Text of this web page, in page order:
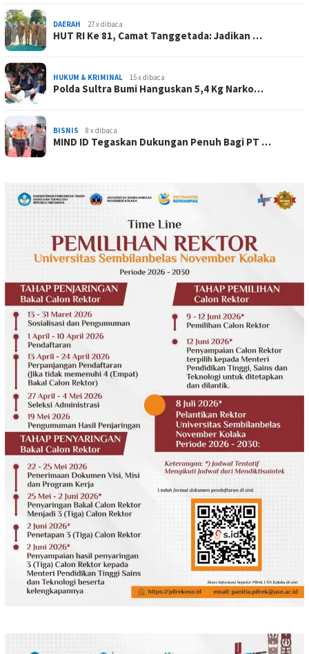
DAERAH 27 x dibaca
HUT RI Ke 81, Camat Tanggetada: Jadikan …
HUKUM & KRIMINAL 15 x dibaca
Polda Sultra Bumi Hanguskan 5,4 Kg Narko…
BISNIS 8 x dibaca
MIND ID Tegaskan Dukungan Penuh Bagi PT …